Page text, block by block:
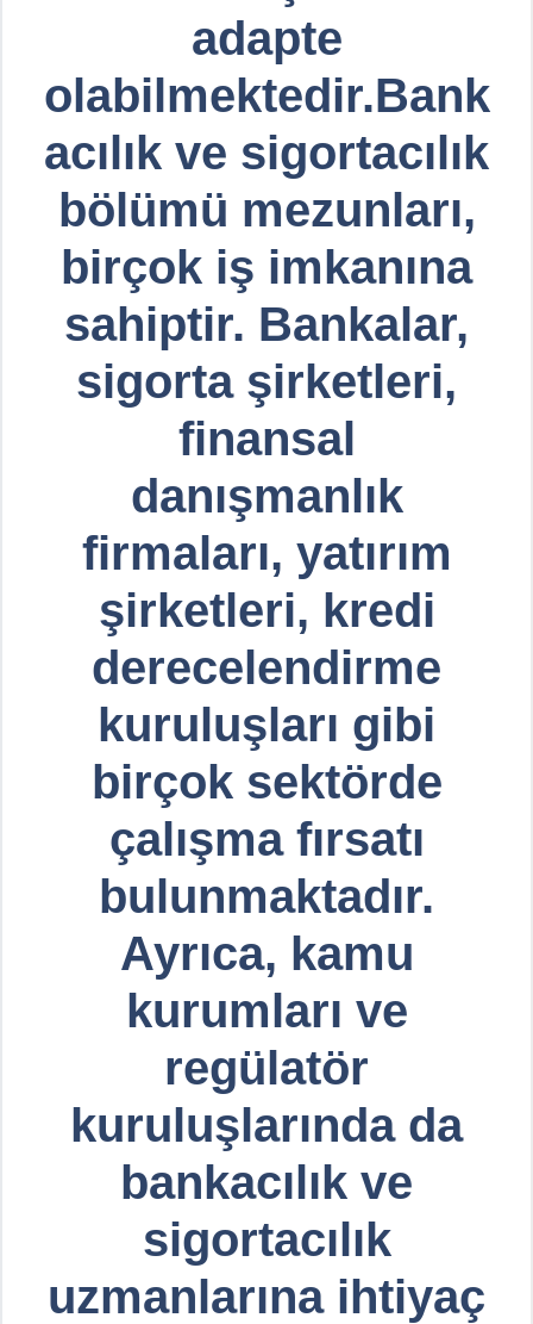
adapte
olabilmektedir.Bank
acılık ve sigortacılık
bölümü mezunları,
birçok iş imkanına
sahiptir. Bankalar,
sigorta şirketleri,
finansal
danışmanlık
firmaları, yatırım
şirketleri, kredi
derecelendirme
kuruluşları gibi
birçok sektörde
çalışma fırsatı
bulunmaktadır.
Ayrıca, kamu
kurumları ve
regülatör
kuruluşlarında da
bankacılık ve
sigortacılık
uzmanlarına ihtiyaç